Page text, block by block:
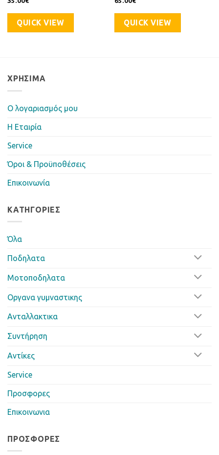
QUICK VIEW QUICK VIEW
ΧΡΉΣΙΜΑ
Ο λογαριασμός μου
Η Eταιρία
Service
Όροι & Προϋποθέσεις
Επικοινωνία
ΚΑΤΗΓΟΡΊΕΣ
Όλα
Ποδηλατα
Μοτοποδηλατα
Οργανα γυμναστικης
Ανταλλακτικα
Συντήρηση
Αντίκες
Service
Προσφορες
Επικοινωνια
ΠΡΟΣΦΟΡΈΣ